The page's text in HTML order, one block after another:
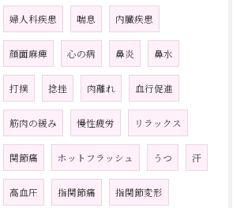
婦人科疾患 喘息 内臓疾患
顔面麻痺 心の病 鼻炎 鼻水
打撲 捻挫 肉離れ 血行促進
筋肉の緩み 慢性疲労 リラックス
関節痛 ホットフラッシュ うつ 汗
高血圧 指関節痛 指関節変形